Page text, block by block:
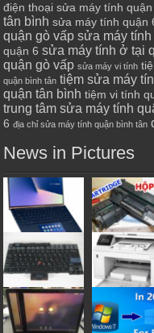
điện thoại sửa máy tính quận
tân bình sửa máy tính quận
quận gò vấp sửa máy
quận 6 sửa máy tính ở tại
quận gò vấp sửa máy vi tính
quận bình tân tiệm sửa máy
quận tân bình tiệm vi tính
trung tâm sửa máy tính
6 địa chỉ sửa máy tính quận bình tân
News in Pictures